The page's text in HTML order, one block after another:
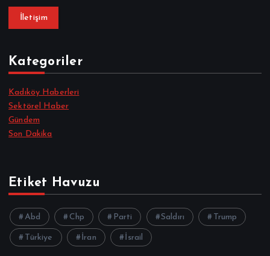
İletişim
Kategoriler
Kadıköy Haberleri
Sektörel Haber
Gündem
Son Dakika
Etiket Havuzu
Abd Chp Parti Saldırı Trump
Türkiye İran İsrail